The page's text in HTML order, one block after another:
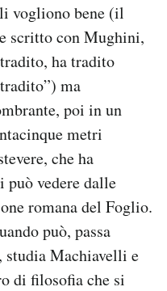
vogliono bene (il
scritto con Mughini,
ha tradito
ma
poi in un
metri
che ha
può vedere dalle
romana del Foglio.
può, passa
studia Machiavelli e
di filosofia che si